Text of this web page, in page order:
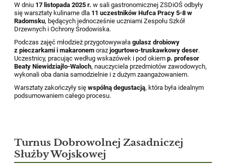
W dniu 17 listopada 2025 r. w sali gastronomicznej ZSDiOŚ odbyły
się warsztaty kulinarne dla 11 uczestników Hufca Pracy 5-8 w
Radomsku, będących jednocześnie uczniami Zespołu Szkół
Drzewnych i Ochrony Środowiska.
Podczas zajęć młodzież przygotowywałagulasz drobiowy
z pieczarkami i makaronem orazjogurtowo-truskawkowy deser.
Uczestnicy, pracując według wskazówek i pod okiemp. profesor
Beaty Niewidziajło-Waloch, nauczyciela przedmiotów zawodowych,
wykonali oba dania samodzielnie i z dużym zaangażowaniem.
Warsztaty zakończyły sięwspólną degustacją, która była idealnym
podsumowaniem całego procesu.
Turnus Dobrowolnej Zasadniczej
Służby Wojskowej